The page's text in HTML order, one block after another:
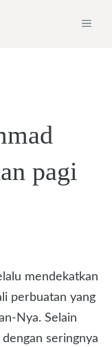
pagi
mendekatkan
perbuatan yang
Nya. Selain
seringnya